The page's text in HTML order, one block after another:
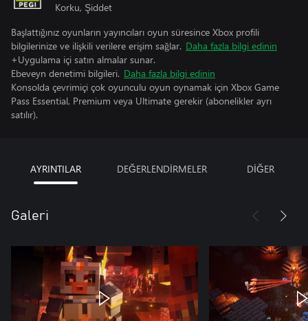
Korku, Şiddet
Başlattığınız oyunların yayıncıları oyun süresince Xbox profili
bilgilerinize ve ilişkili verilere erişim sağlar. Daha fazla bilgi edinin
+Uygulama içi satın almalar sunar.
Ebeveyn denetimi bilgileri. Daha fazla bilgi edinin
Konsolda çevrimiçi çok oyunculu oyun oynamak için Xbox Game
Pass Essential, Premium veya Ultimate gerekir (abonelikler ayrı
satılır).
AYRINTILAR DEĞERLENDİRMELER DİĞER
Galeri